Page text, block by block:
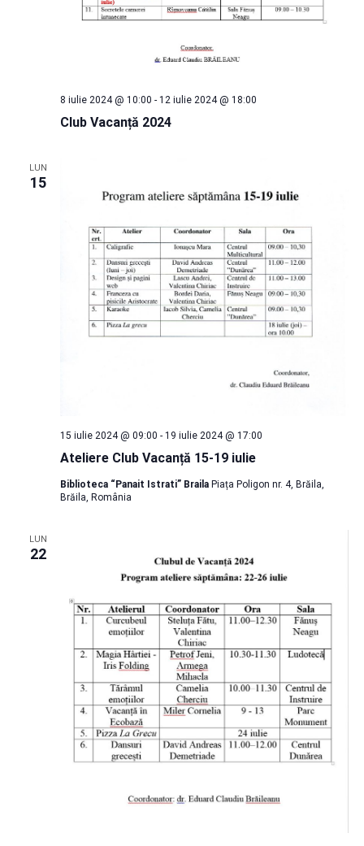
Club Vacanță 2024
8 iulie 2024 @ 10:00 - 12 iulie 2024 @ 18:00
LUN
15
Ateliere Club Vacanță 15-19 iulie
15 iulie 2024 @ 09:00 - 19 iulie 2024 @ 17:00
Biblioteca “Panait Istrati” Braila Piața Poligon nr. 4, Brăila,
Brăila, România
LUN
22